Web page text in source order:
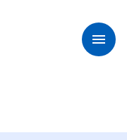
menu